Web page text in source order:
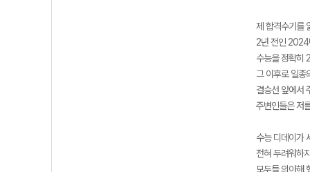
제 합격수기를
2년 전인 2024
수능을 정확히
그 이후로 일종
결승선 앞에서
주변인들은 저
수능 디데이가
전혀 두려워하
모두들 의아해